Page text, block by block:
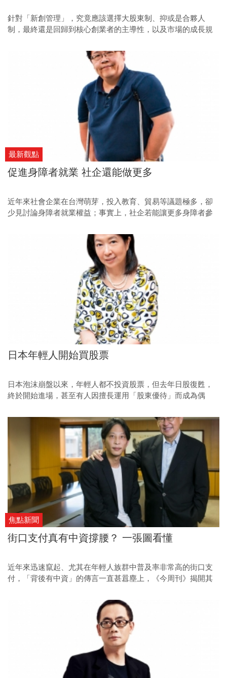
針對「新創管理」，究竟應該選擇大股東制、抑或是合夥人
制，最終還是回歸到核心創業者的主導性，以及市場的成長規
最新觀點
促進身障者就業 社企還能做更多
近年來社會企業在台灣萌芽，投入教育、貿易等議題極多，卻
少見討論身障者就業權益；事實上，社企若能讓更多身障者參
日本年輕人開始買股票
日本泡沫崩盤以來，年輕人都不投資股票，但去年日股復甦，
終於開始進場，甚至有人因擅長運用「股東優待」而成為偶
焦點新聞
街口支付真有中資撐腰？ 一張圖看懂
近年來迅速竄起、尤其在年輕人族群中普及率非常高的街口支
付，「背後有中資」的傳言一直甚囂塵上，《今周刊》揭開其